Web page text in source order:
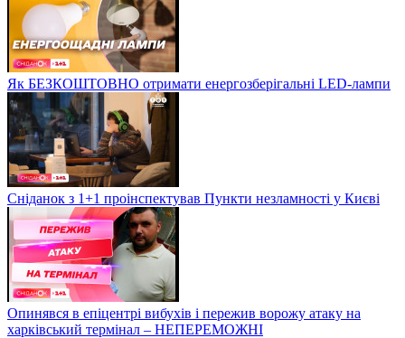
Як БЕЗКОШТОВНО отримати енергозберігальні LED-лампи
Сніданок з 1+1 проінспектував Пункти незламності у Києві
Опинявся в епіцентрі вибухів і пережив ворожу атаку на
харківський термінал – НЕПЕРЕМОЖНІ